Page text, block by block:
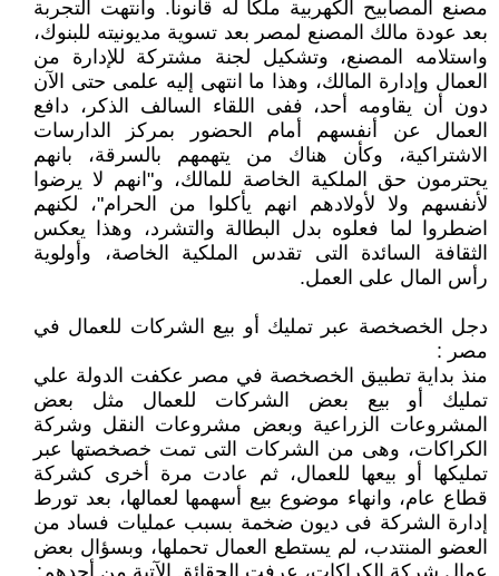
مصنع المصابيح الكهربية ملكا له قانونا. وانتهت التجربة
بعد عودة مالك المصنع لمصر بعد تسوية مديونيته للبنوك،
واستلامه المصنع، وتشكيل لجنة مشتركة للإدارة من
العمال وإدارة المالك، وهذا ما انتهى إليه علمى حتى الآن
دون أن يقاومه أحد، ففى اللقاء السالف الذكر، دافع
العمال عن أنفسهم أمام الحضور بمركز الدارسات
الاشتراكية، وكأن هناك من يتهمهم بالسرقة، بانهم
يحترمون حق الملكية الخاصة للمالك، و"انهم لا يرضوا
لأنفسهم ولا لأولادهم انهم يأكلوا من الحرام"، لكنهم
اضطروا لما فعلوه بدل البطالة والتشرد، وهذا يعكس
الثقافة السائدة التى تقدس الملكية الخاصة، وأولوية
رأس المال على العمل.
دجل الخصخصة عبر تمليك أو بيع الشركات للعمال في
مصر :
منذ بداية تطبيق الخصخصة في مصر عكفت الدولة علي
تمليك أو بيع بعض الشركات للعمال مثل بعض
المشروعات الزراعية وبعض مشروعات النقل وشركة
الكراكات، وهى من الشركات التى تمت خصخصتها عبر
تمليكها أو بيعها للعمال، ثم عادت مرة أخرى كشركة
قطاع عام، وانهاء موضوع بيع أسهمها لعمالها، بعد تورط
إدارة الشركة فى ديون ضخمة بسبب عمليات فساد من
العضو المنتدب، لم يستطع العمال تحملها، وبسؤال بعض